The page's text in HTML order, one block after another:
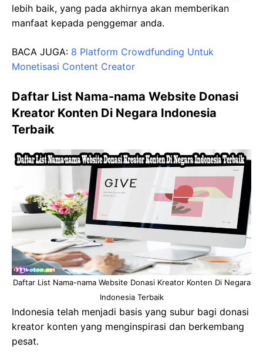
lebih baik, yang pada akhirnya akan memberikan
manfaat kepada penggemar anda.
BACA JUGA: 8 Platform Crowdfunding Untuk
Monetisasi Content Creator
Daftar List Nama-nama Website Donasi
Kreator Konten Di Negara Indonesia
Terbaik
Daftar List Nama-nama Website Donasi Kreator Konten Di Negara
Indonesia Terbaik
Indonesia telah menjadi basis yang subur bagi donasi
kreator konten yang menginspirasi dan berkembang
pesat.